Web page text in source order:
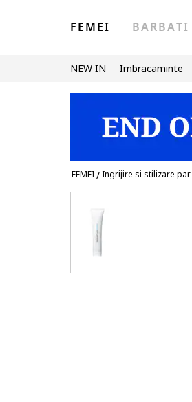
FEMEI BARBATI
NEW IN Imbracaminte
FEMEI/Ingrijire si stilizare par